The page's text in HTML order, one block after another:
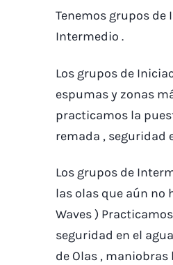
Tenemos grupos de
Intermedio .
Los grupos de
espumas y zonas
practicamos la
remada , seguridad
Los grupos de
las olas que aún no
Waves )
seguridad en el
de Olas , maniobras